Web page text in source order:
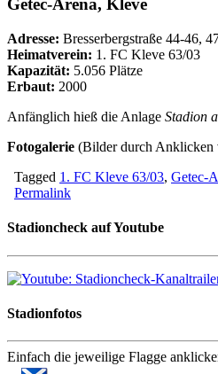
Getec-Arena, Kleve
Adresse: Bresserbergstraße 44-46,
Heimatverein: 1. FC Kleve 63/03
Kapazität: 5.056 Plätze
Erbaut: 2000
Anfänglich hieß die Anlage Stadion
Fotogalerie (Bilder durch Anklicken
Tagged 1. FC Kleve 63/03, Getec-
Permalink
Stadioncheck auf Youtube
Stadionfotos
Einfach die jeweilige Flagge